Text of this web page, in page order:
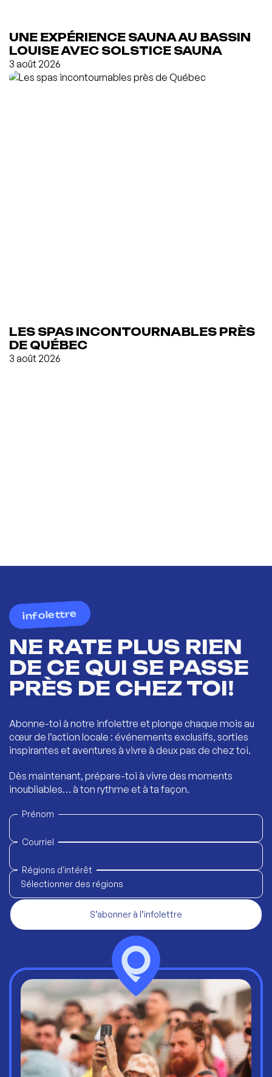
UNE EXPÉRIENCE SAUNA AU BASSIN
LOUISE AVEC SOLSTICE SAUNA
3 août 2026
LES SPAS INCONTOURNABLES PRÈS
DE QUÉBEC
3 août 2026
infolettre
NE RATE PLUS RIEN
DE CE QUI SE PASSE
PRÈS DE CHEZ TOI!
Abonne-toi à notre infolettre et plonge chaque mois au
cœur de l’action locale : événements exclusifs, sorties
inspirantes et aventures à vivre à deux pas de chez toi.
Dès maintenant, prépare-toi à vivre des moments
inoubliables… à ton rythme et à ta façon.
Prénom
Courriel
Régions d'intérêt
Sélectionner des régions
S’abonner à l’infolettre